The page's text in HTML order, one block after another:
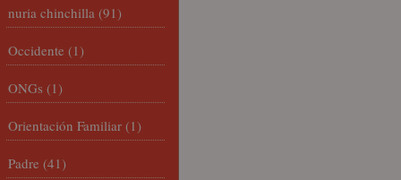
nuria chinchilla (91)
Occidente (1)
ONGs (1)
Orientación Familiar (1)
Padre (41)